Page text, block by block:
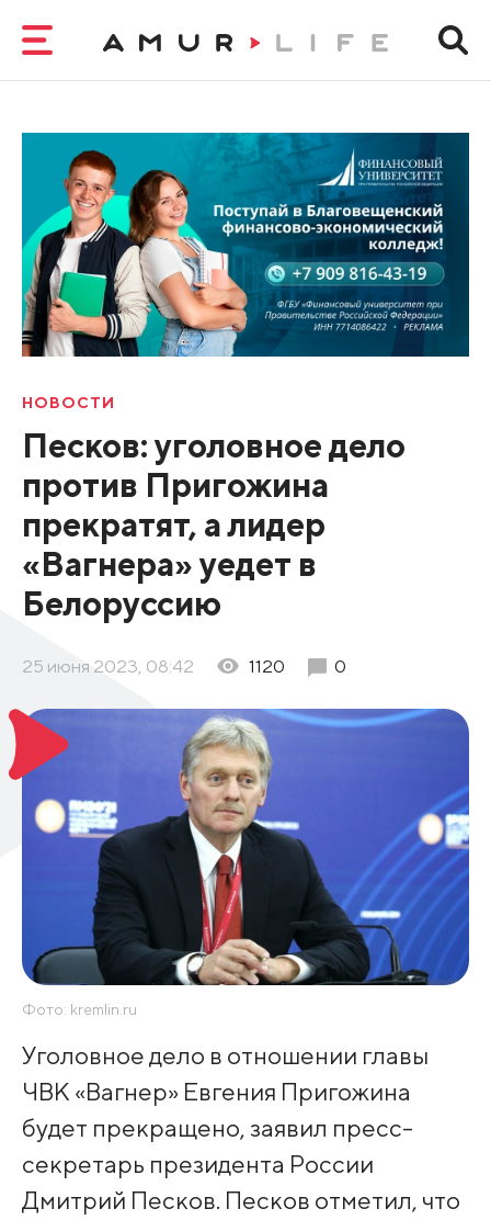
НОВОСТИ
Песков: уголовное дело
против Пригожина
прекратят, а лидер
«Вагнера» уедет в
Белоруссию
25 июня 2023, 08:42 1120 0
Фото: kremlin.ru
Уголовное дело в отношении главы
ЧВК «Вагнер» Евгения Пригожина
будет прекращено, заявил пресс-
секретарь президента России
Дмитрий Песков. Песков отметил, что